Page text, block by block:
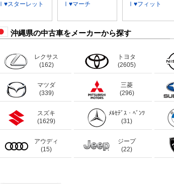
Ⅰ♥スターレット Ⅰ♥マーチ Ⅰ♥フィット
沖縄県の中古車をメーカーから探す
レクサス
(162)
トヨタ
(2605)
マツダ
(339)
三菱
(296)
スズキ
(1629)
ﾒﾙｾﾃﾞｽ・ﾍﾞﾝﾂ
(31)
アウディ
(15)
ジープ
(22)